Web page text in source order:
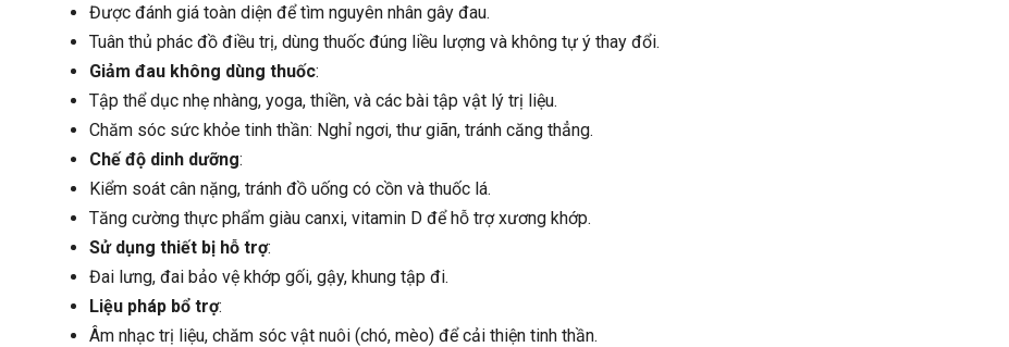
Được đánh giá toàn diện để tìm nguyên nhân gây đau.
Tuân thủ phác đồ điều trị, dùng thuốc đúng liều lượng và không tự ý thay đổi.
Giảm đau không dùng thuốc:
Tập thể dục nhẹ nhàng, yoga, thiền, và các bài tập vật lý trị liệu.
Chăm sóc sức khỏe tinh thần: Nghỉ ngơi, thư giãn, tránh căng thẳng.
Chế độ dinh dưỡng:
Kiểm soát cân nặng, tránh đồ uống có cồn và thuốc lá.
Tăng cường thực phẩm giàu canxi, vitamin D để hỗ trợ xương khớp.
Sử dụng thiết bị hỗ trợ:
Đai lưng, đai bảo vệ khớp gối, gậy, khung tập đi.
Liệu pháp bổ trợ:
Âm nhạc trị liệu, chăm sóc vật nuôi (chó, mèo) để cải thiện tinh thần.